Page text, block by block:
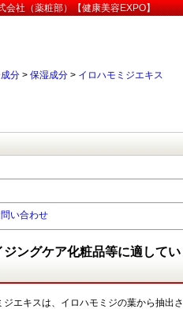
会社（薬粧部）【健康美容EXPO】
分 > 保湿成分 > イロハモミジエキス
い合わせ
ジングケア化粧品等に適して
ジエキスは、イロハモミジの葉から抽出